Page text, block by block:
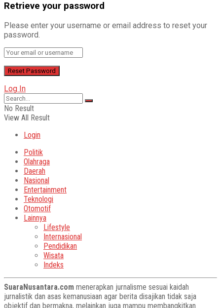
Retrieve your password
Please enter your username or email address to reset your
password.
Log In
No Result
View All Result
Login
Politik
Olahraga
Daerah
Nasional
Entertainment
Teknologi
Otomotif
Lainnya
Lifestyle
Internasional
Pendidikan
Wisata
Indeks
SuaraNusantara.com menerapkan jurnalisme sesuai kaidah
jurnalistik dan asas kemanusiaan agar berita disajikan tidak saja
objektif dan bermakna, melainkan juga mampu membangkitkan